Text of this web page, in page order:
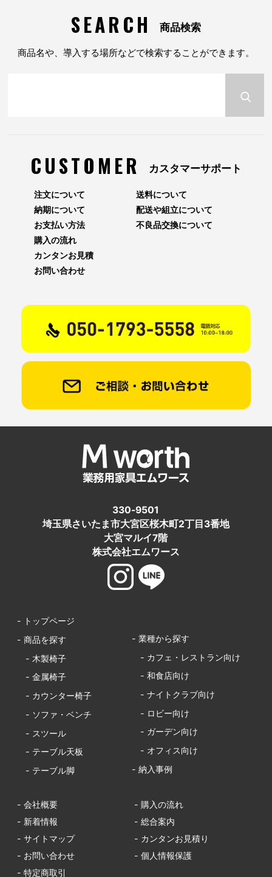
SEARCH 商品検索
商品名や、導入する場所などで検索することができます。
CUSTOMER カスタマーサポート
注文について
納期について
お支払い方法
送料について
配送や組立について
不良品交換について
購入の流れ
カンタンお見積
お問い合わせ
330-9501
埼玉県さいたま市大宮区桜木町2丁目3番地
大宮マルイ7階
株式会社エムワース
- トップページ
- 商品を探す
- 木製椅子
- 金属椅子
- カウンター椅子
- ソファ・ベンチ
- スツール
- テーブル天板
- テーブル脚
- 業種から探す
- カフェ・レストラン向け
- 和食店向け
- ナイトクラブ向け
- ロビー向け
- ガーデン向け
- オフィス向け
- 納入事例
- 会社概要
- 購入の流れ
- 新着情報
- 総合案内
- サイトマップ
- カンタンお見積り
- お問い合わせ
- 個人情報保護
- 特定商取引